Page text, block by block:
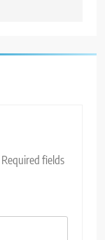
Required fields